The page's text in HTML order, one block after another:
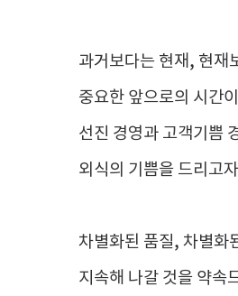
과거보다는 현재, 현재
중요한 앞으로의 시간
선진 경영과 고객기쁨
외식의 기쁨을 드리고
차별화된 품질, 차별화
지속해 나갈 것을 약속